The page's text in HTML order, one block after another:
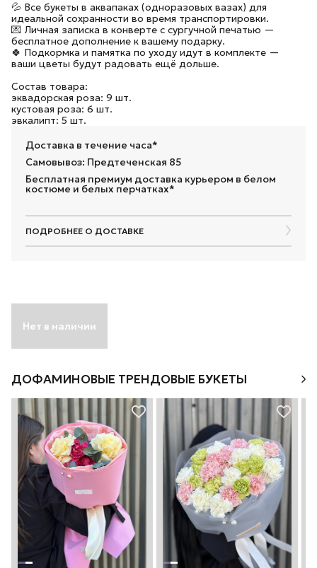
💦 Все букеты в аквапаках (одноразовых вазах) для
идеальной сохранности во время транспортировки.
💌 Личная записка в конверте с сургучной печатью —
бесплатное дополнение к вашему подарку.
🍀 Подкормка и памятка по уходу идут в комплекте —
ваши цветы будут радовать ещё дольше.
Состав товара:
эквадорская роза: 9 шт.
кустовая роза: 6 шт.
эвкалипт: 5 шт.
Доставка в течение часа*
Самовывоз: Предтеченская 85
Бесплатная премиум доставка курьером в белом
костюме и белых перчатках*
ПОДРОБНЕЕ О ДОСТАВКЕ
Нет в наличии
ДОФАМИНОВЫЕ ТРЕНДОВЫЕ БУКЕТЫ